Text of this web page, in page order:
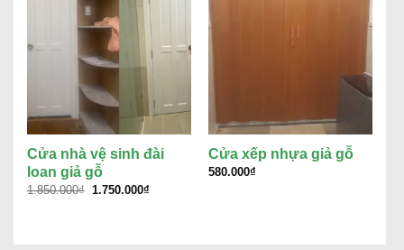
Cửa nhà vệ sinh đài
loan giả gỗ
1.850.000₫ Giá
1.750.000₫Giá
Cửa xếp nhựa giả gỗ
580.000₫